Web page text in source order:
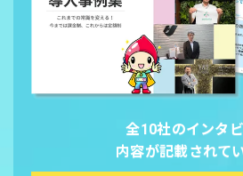
全10社のインタ
内容が記載されて